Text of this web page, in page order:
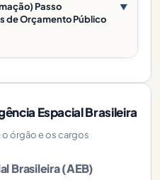
Passo
de Orçamento Público
▼
Espacial Brasileira
órgão e os cargos
Brasileira (AEB)